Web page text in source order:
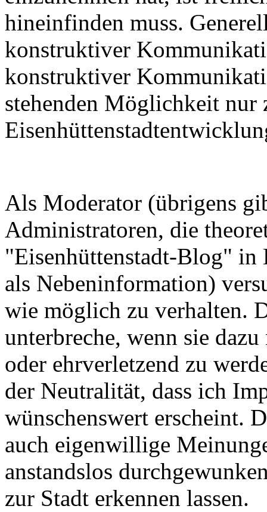
hineinfinden muss.
konstruktiver
konstruktiver
stehenden Möglichkeit nur
Als Moderator (übrigens
Administratoren, die
"Eisenhüttenstadt-Blog" in
als Nebeninformation)
wie möglich zu verhalten.
unterbreche, wenn sie
oder ehrverletzend zu
der Neutralität, dass ich
wünschenswert erscheint.
auch eigenwillige
anstandslos
zur Stadt erkennen lassen.